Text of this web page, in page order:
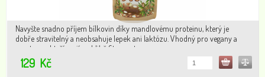
Navyšte snadno příjem bílkovin díky mandlovému proteinu, který je
dobře stravitelný a neobsahuje lepek ani laktózu. Vhodný pro vegany a
sportovce, kteří mají v oblibě fit.recepty.
129 Kč